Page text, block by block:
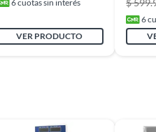
6cuotas sin interés
VER PRODUCTO
$
6